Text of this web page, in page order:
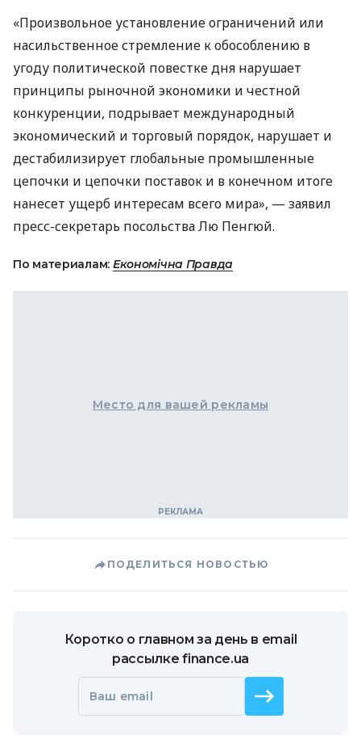
«Произвольное установление ограничений или
насильственное стремление к обособлению в
угоду политической повестке дня нарушает
принципы рыночной экономики и честной
конкуренции, подрывает международный
экономический и торговый порядок, нарушает и
дестабилизирует глобальные промышленные
цепочки и цепочки поставок и в конечном итоге
нанесет ущерб интересам всего мира», — заявил
пресс-секретарь посольства Лю Пенгюй.
По материалам: Економічна Правда
Место для вашей рекламы
ПОДЕЛИТЬСЯ НОВОСТЬЮ
Коротко о главном за день в email
рассылке finance.ua
Ваш email